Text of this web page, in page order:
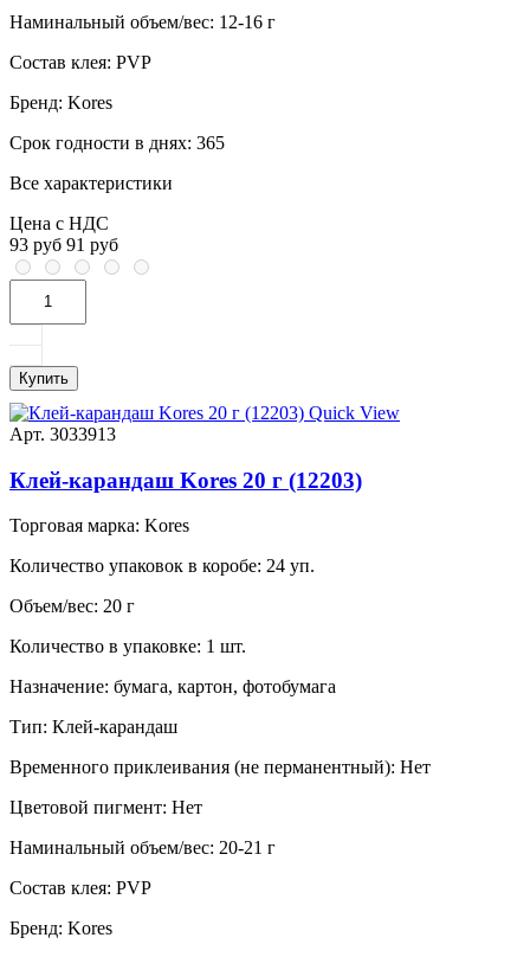
Наминальный объем/вес: 12-16 г
Состав клея: PVP
Бренд: Kores
Срок годности в днях: 365
Все характеристики
Цена с НДС
93 руб 91 руб
Купить
Quick View
Арт. 3033913
Клей-карандаш Kores 20 г (12203)
Торговая марка: Kores
Количество упаковок в коробе: 24 уп.
Объем/вес: 20 г
Количество в упаковке: 1 шт.
Назначение: бумага, картон, фотобумага
Тип: Клей-карандаш
Временного приклеивания (не перманентный): Нет
Цветовой пигмент: Нет
Наминальный объем/вес: 20-21 г
Состав клея: PVP
Бренд: Kores